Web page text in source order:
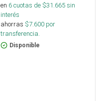
en 6cuotas de $31.665sin
interés
ahorras $7.600 por
transferencia.
Disponible